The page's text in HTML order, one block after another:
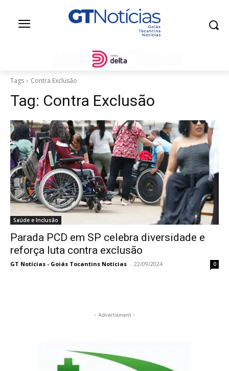
Tags Contra Exclusão
Tag: Contra Exclusão
Saúde e Inclusão
Parada PCD em SP celebra diversidade e
reforça luta contra exclusão
GT Notícias - Goiás Tocantins Notícias - 22/09/2024 0
- Advertisment -